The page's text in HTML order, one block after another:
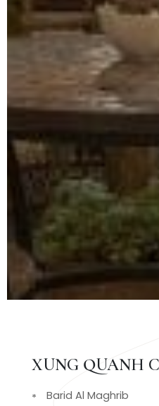
XUNG QUANH
Barid Al Maghrib